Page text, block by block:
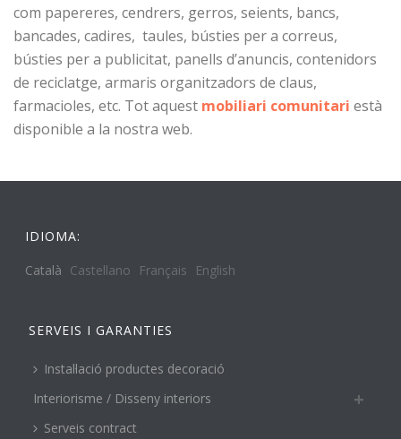
com papereres, cendrers, gerros, seients, bancs,
bancades, cadires, taules, bústies per a correus,
bústies per a publicitat, panells d’anuncis, contenidors
de reciclatge, armaris organitzadors de claus,
farmacioles, etc. Tot aquest mobiliari comunitari està
disponible a la nostra web.
IDIOMA:
Català Castellano Français English
SERVEIS I GARANTIES
Instal·lació productes decoració
Interiorisme / Disseny interiors
Serveis contract